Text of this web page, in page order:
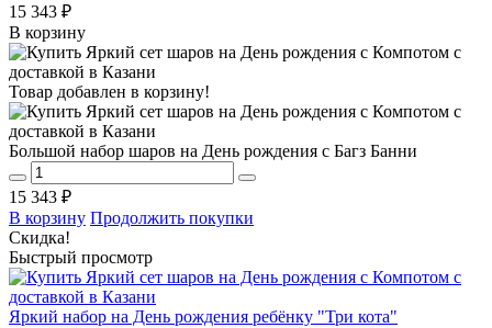
15 343 ₽
В корзину
Товар добавлен в корзину!
Большой набор шаров на День рождения с Багз Банни
15 343 ₽
В корзину Продолжить покупки
Скидка!
Быстрый просмотр
Яркий набор на День рождения ребёнку "Три кота"